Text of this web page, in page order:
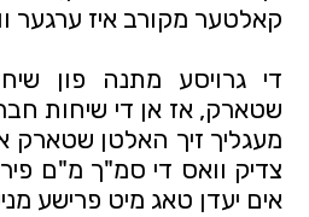
קאלטער מקורב איז ערגער
די גרויסע מתנה פון
שטארק, אז אן די שיחות
מעגליך זיך האלטן שטארק
צדיק וואס די סמ"ך מ"ם
אים יעדן טאג מיט פרישע